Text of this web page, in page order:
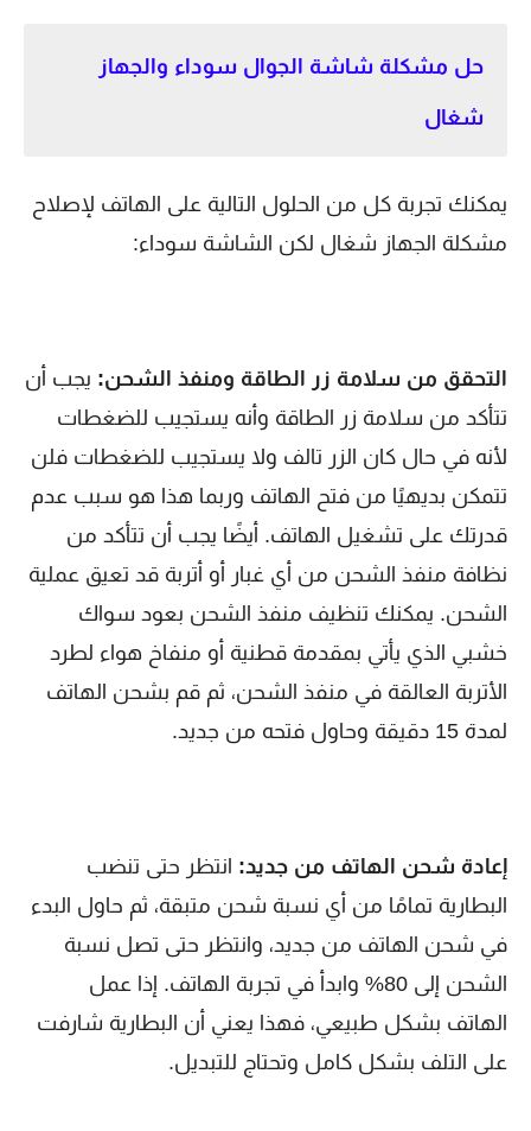
حل مشكلة شاشة الجوال سوداء والجهاز
شغال
يمكنك تجربة كل من الحلول التالية على الهاتف لإصلاح
مشكلة الجهاز شغال لكن الشاشة سوداء:
التحقق من سلامة زر الطاقة ومنفذ الشحن: يجب أن
تتأكد من سلامة زر الطاقة وأنه يستجيب للضغطات
لأنه في حال كان الزر تالف ولا يستجيب للضغطات فلن
تتمكن بديهيًا من فتح الهاتف وربما هذا هو سبب عدم
قدرتك على تشغيل الهاتف. أيضًا يجب أن تتأكد من
نظافة منفذ الشحن من أي غبار أو أتربة قد تعيق عملية
الشحن. يمكنك تنظيف منفذ الشحن بعود سواك
خشبي الذي يأتي بمقدمة قطنية أو منفاخ هواء لطرد
الأتربة العالقة في منفذ الشحن، ثم قم بشحن الهاتف
لمدة 15 دقيقة وحاول فتحه من جديد.
إعادة شحن الهاتف من جديد: انتظر حتى تنضب
البطارية تمامًا من أي نسبة شحن متبقة، ثم حاول البدء
في شحن الهاتف من جديد، وانتظر حتى تصل نسبة
الشحن إلى 80% وابدأ في تجربة الهاتف. إذا عمل
الهاتف بشكل طبيعي، فهذا يعني أن البطارية شارفت
على التلف بشكل كامل وتحتاج للتبديل.